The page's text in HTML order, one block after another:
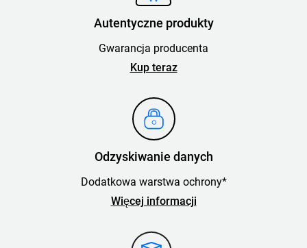
Autentyczne produkty
Gwarancja producenta
Kup teraz
Odzyskiwanie danych
Dodatkowa warstwa ochrony*
Więcej informacji